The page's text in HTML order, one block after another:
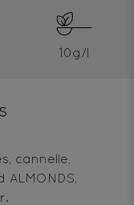
10g/l
cannelle,